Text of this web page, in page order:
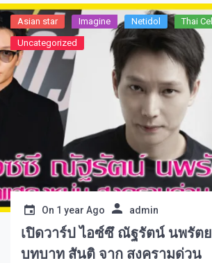
โปรไฟล์ และวันนี้เราจึงขอพาคุณมาสำ
สำเร็จของเขาแบบจัดเต็มกัน ว่าเบื้องห
คเนี้ยบแบบนี้ มีอะไรที่น่าชื่นชมมากกว่
Asian star Imagine​ Netidol Thai
Uncategorized
On 1 year Ago admin
เปิดวาร์ป ไอซ์ซึ ณัฐรัตน์ นพรัต
บทบาท สันติ จาก สงครามด่วน